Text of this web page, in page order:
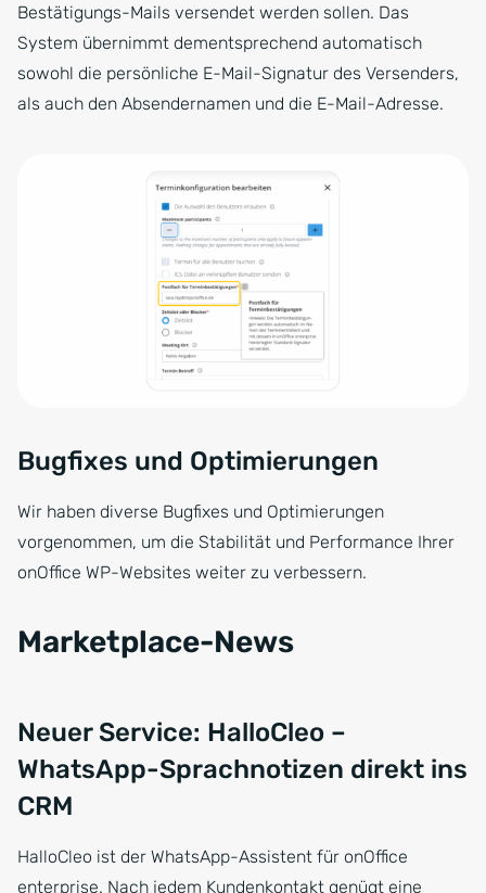
Bestätigungs-Mails versendet werden sollen. Das
System übernimmt dementsprechend automatisch
sowohl die persönliche E-Mail-Signatur des Versenders,
als auch den Absendernamen und die E-Mail-Adresse.
Bugfixes und Optimierungen
Wir haben diverse Bugfixes und Optimierungen
vorgenommen, um die Stabilität und Performance Ihrer
onOffice WP-Websites weiter zu verbessern.
Marketplace-News
Neuer Service: HalloCleo –
WhatsApp-Sprachnotizen direkt ins
CRM
HalloCleo ist der WhatsApp-Assistent für onOffice
enterprise. Nach jedem Kundenkontakt genügt eine